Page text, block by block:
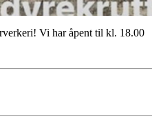
Vi har åpent til kl. 18.00